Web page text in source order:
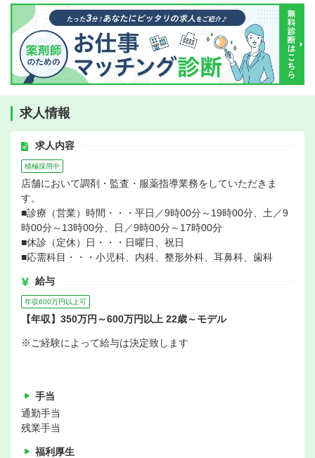
求人情報
求人内容
積極採用中
店舗において調剤・監査・服薬指導業務をしていただきま
す。
■診療（営業）時間・・・平日／9時00分～19時00分、土／9
時00分～13時00分、日／9時00分～17時00分
■休診（定休）日・・・日曜日、祝日
■応需科目・・・小児科、内科、整形外科、耳鼻科、歯科
給与
年収600万円以上可
【年収】350万円～600万円以上 22歳～モデル
※ご経験によって給与は決定致します
手当
通勤手当
残業手当
福利厚生